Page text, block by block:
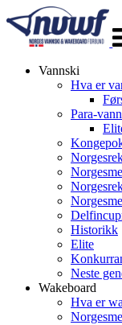
Vannski
Hva er
Para-
Historikk
Elite
Neste
Wakeboard
Hva er